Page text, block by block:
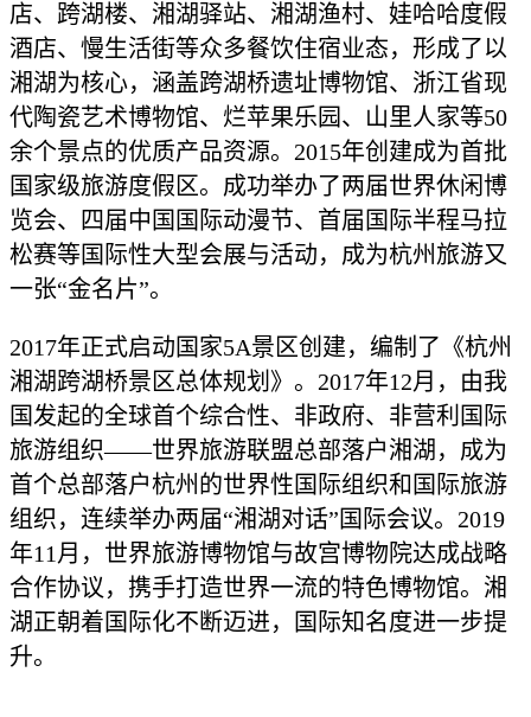
店、跨湖楼、湘湖驿站、湘湖渔村、娃哈哈度假
酒店、慢生活街等众多餐饮住宿业态，形成了以
湘湖为核心，涵盖跨湖桥遗址博物馆、浙江省现
代陶瓷艺术博物馆、烂苹果乐园、山里人家等50
余个景点的优质产品资源。 2015年创建成为首批
国家级旅游度假区。成功举办了两届世界休闲博
览会、四届中国国际动漫节、首届国际半程马拉
松赛等国际性大型会展与活动，成为杭州旅游又
一张“金名片”。
2017年正式启动国家5A景区创建，编制了《杭州
湘湖跨湖桥景区总体规划》。 2017年12月，由我
国发起的全球首个综合性、非政府、非营利国际
旅游组织——世界旅游联盟总部落户湘湖，成为
首个总部落户杭州的世界性国际组织和国际旅游
组织，连续举办两届“湘湖对话” 国际会议。 2019
年11 月，世界旅游博物馆与故宫博物院达成战略
合作协议，携手打造世界一流的特色博物馆。湘
湖正朝着国际化不断迈进，国际知名度进一步提
升。